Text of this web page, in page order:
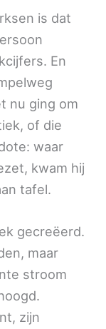
is dat
En
nu ging om
of die
waar
kwam hij
tafel.
gecreëerd.
maar
stroom
zijn